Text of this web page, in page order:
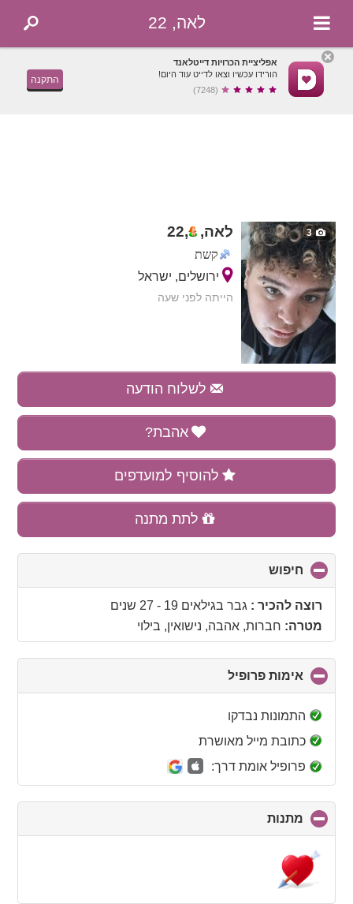
לאה, 22
אפליציית הכרויות דייטלאנד
הורידו עכשיו וצאו לדייט עוד היום!
(7248)
התקנה
3 לאה, ,
22
קשת
ירושלים, ישראל
הייתה לפני שעה
לשלוח הודעה
אהבת?
להוסיף למועדפים
לתת מתנה
חיפוש
to
collapseרוצה להכיר : גבר בגילאים 19 - 27 שנים
מטרה: חברות, אהבה, נישואין, בילוי
אימות פרופיל
to
התמונות נבדקו
כתובת מייל מאושרת
פרופיל אומת דרך:
מתנות
to